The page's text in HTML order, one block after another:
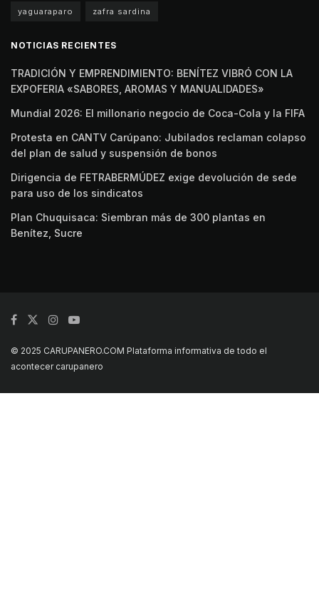
yaguaraparo zafra sardina
NOTICIAS RECIENTES
TRADICIÓN Y EMPRENDIMIENTO: BENÍTEZ VIBRÓ CON LA
EXPOFERIA «SABORES, AROMAS Y MANUALIDADES»
Mundial 2026: El millonario negocio de Coca-Cola y la FIFA
Protesta en CANTV Carúpano: Jubilados reclaman colapso
del plan de salud y suspensión de bonos
Dirigencia de FETRABERMÚDEZ exige devolución de sede
para uso de los sindicatos
Plan Chuquisaca: Siembran más de 300 plantas en
Benítez, Sucre
© 2025 CARUPANERO.COM Plataforma informativa de todo el
acontecer carupanero